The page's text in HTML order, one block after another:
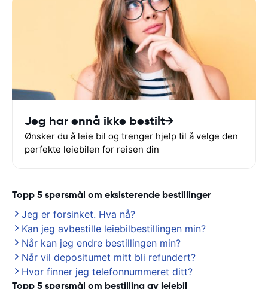
Jeg har ennå ikke bestilt
Ønsker du å leie bil og trenger hjelp til å velge den
perfekte leiebilen for reisen din
Topp 5 spørsmål om eksisterende bestillinger
Jeg er forsinket. Hva nå?
Kan jeg avbestille leiebilbestillingen min?
Når kan jeg endre bestillingen min?
Når vil depositumet mitt bli refundert?
Hvor finner jeg telefonnummeret ditt?
Topp 5 spørsmål om bestilling av leiebil